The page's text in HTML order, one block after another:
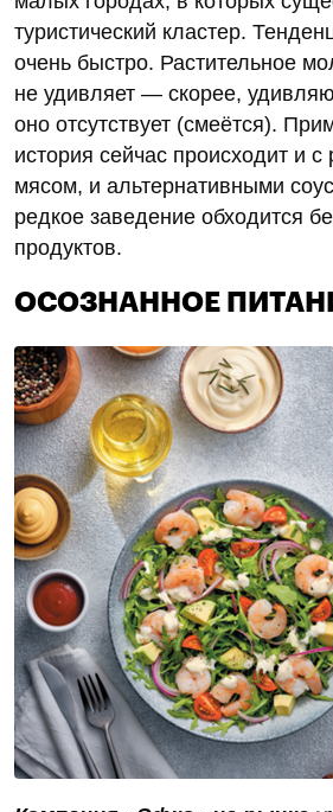
туристический кластер.
очень быстро. Растительное
не удивляет — скорее,
оно отсутствует (смеётся).
история сейчас происходит и с
мясом, и альтернативными
редкое заведение обходится
продуктов.
ОСОЗНАННОЕ